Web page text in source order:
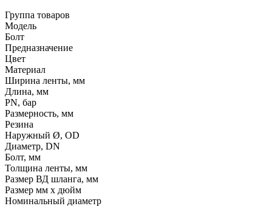
Группа товаров
Модель
Болт
Предназначение
Цвет
Материал
Ширина ленты, мм
Длина, мм
PN, бар
Размерность, мм
Резина
Наружный Ø, OD
Диаметр, DN
Болт, мм
Толщина ленты, мм
Размер ВД шланга, мм
Размер мм x дюйм
Номинальный диаметр